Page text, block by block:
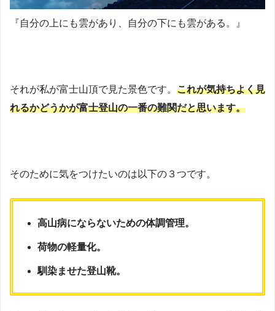
『自分の上にも雲があり、自分の下にも雲がある。』
それが私が富士山頂で見た景色です。 これが気持ちよく見
れるかどうかが富士登山の一番の難関だと思います。
そのために気をつけたいのは以下の３つです。
高山病にならないための体調管理。
荷物の軽量化。
馴染ませた登山靴。